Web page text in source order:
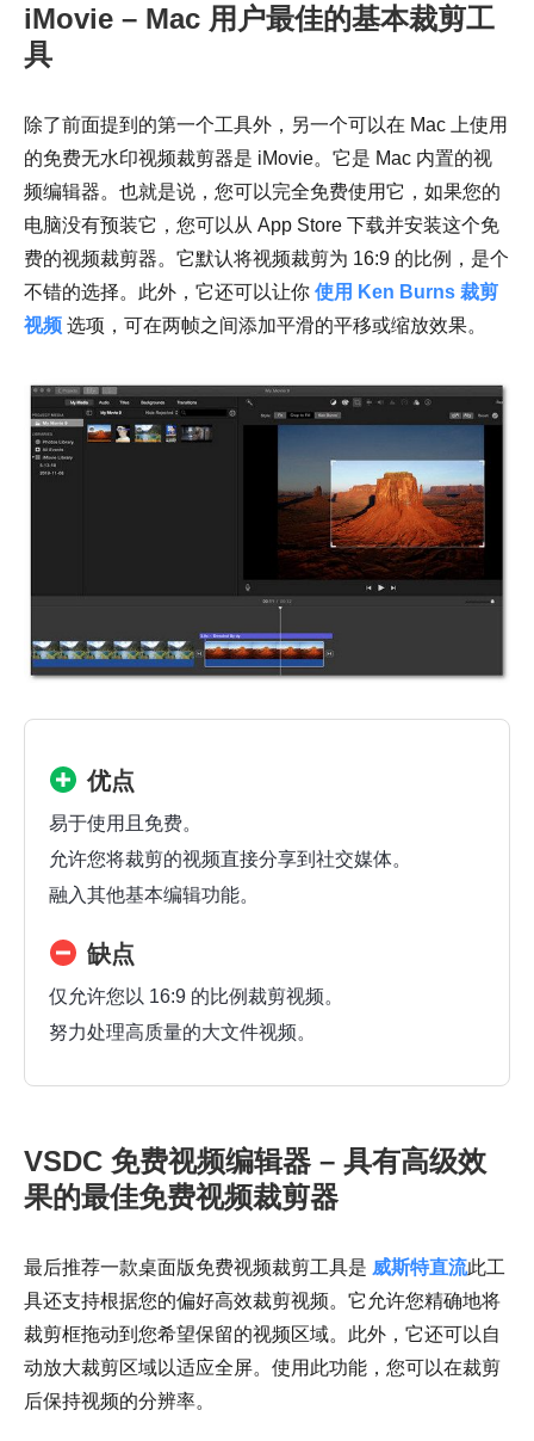
iMovie – Mac 用户最佳的基本裁剪工
具
除了前面提到的第一个工具外，另一个可以在 Mac 上使用
的免费无水印视频裁剪器是 iMovie。它是 Mac 内置的视
频编辑器。也就是说，您可以完全免费使用它，如果您的
电脑没有预装它，您可以从 App Store 下载并安装这个免
费的视频裁剪器。它默认将视频裁剪为 16:9 的比例，是个
不错的选择。此外，它还可以让你 使用 Ken Burns 裁剪
视频 选项，可在两帧之间添加平滑的平移或缩放效果。
优点
易于使用且免费。
允许您将裁剪的视频直接分享到社交媒体。
融入其他基本编辑功能。
缺点
仅允许您以 16:9 的比例裁剪视频。
努力处理高质量的大文件视频。
VSDC 免费视频编辑器 – 具有高级效
果的最佳免费视频裁剪器
最后推荐一款桌面版免费视频裁剪工具是 威斯特直流此工
具还支持根据您的偏好高效裁剪视频。它允许您精确地将
裁剪框拖动到您希望保留的视频区域。此外，它还可以自
动放大裁剪区域以适应全屏。使用此功能，您可以在裁剪
后保持视频的分辨率。